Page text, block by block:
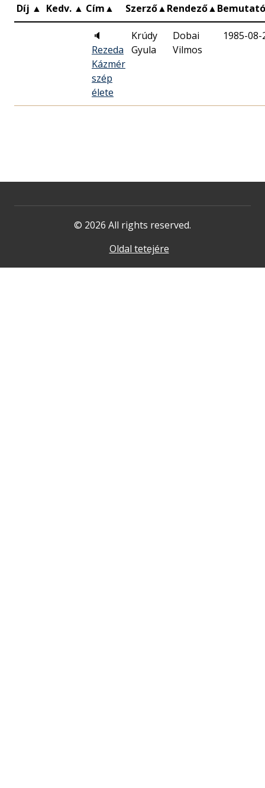
Díj ▲ Kedv. ▲ Cím▲ Szerző▲Rendező▲
🔈
Rezeda
Kázmér
szép
élete
Krúdy
Gyula
Dobai
Vilmos
1985-08-
© 2026 All rights reserved.
Oldal tetejére